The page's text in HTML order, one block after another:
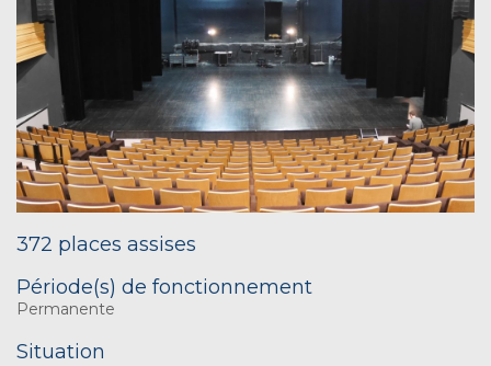
372 places assises
Période(s) de fonctionnement
Permanente
Situation